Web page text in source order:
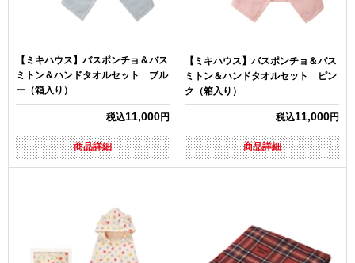
【ミキハウス】バスポンチョ＆バス
ミトン＆ハンドタオルセット ブル
ー（箱入り）
税込11,000円
商品詳細
【ミキハウス】バスポンチョ＆バス
ミトン＆ハンドタオルセット ピン
ク（箱入り）
税込11,000円
商品詳細